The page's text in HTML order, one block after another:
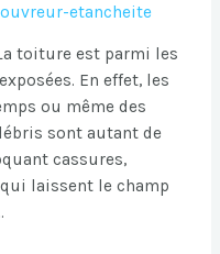
etancheite
toiture est parmi les
En effet, les
ou même des
sont autant de
cassures,
laissent le champ